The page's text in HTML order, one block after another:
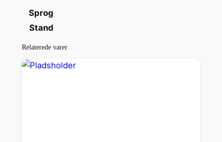
Sprog
Stand
Relaterede varer